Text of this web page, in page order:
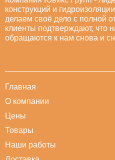
конструкций и
делаем своё дело с полной
клиенты подтверждают, что
обращаются к нам снова и
Главная
О компании
Цены
Товары
Наши работы